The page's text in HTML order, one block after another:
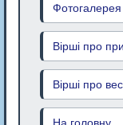
Фотогалерея
Вірші про
Вірші про